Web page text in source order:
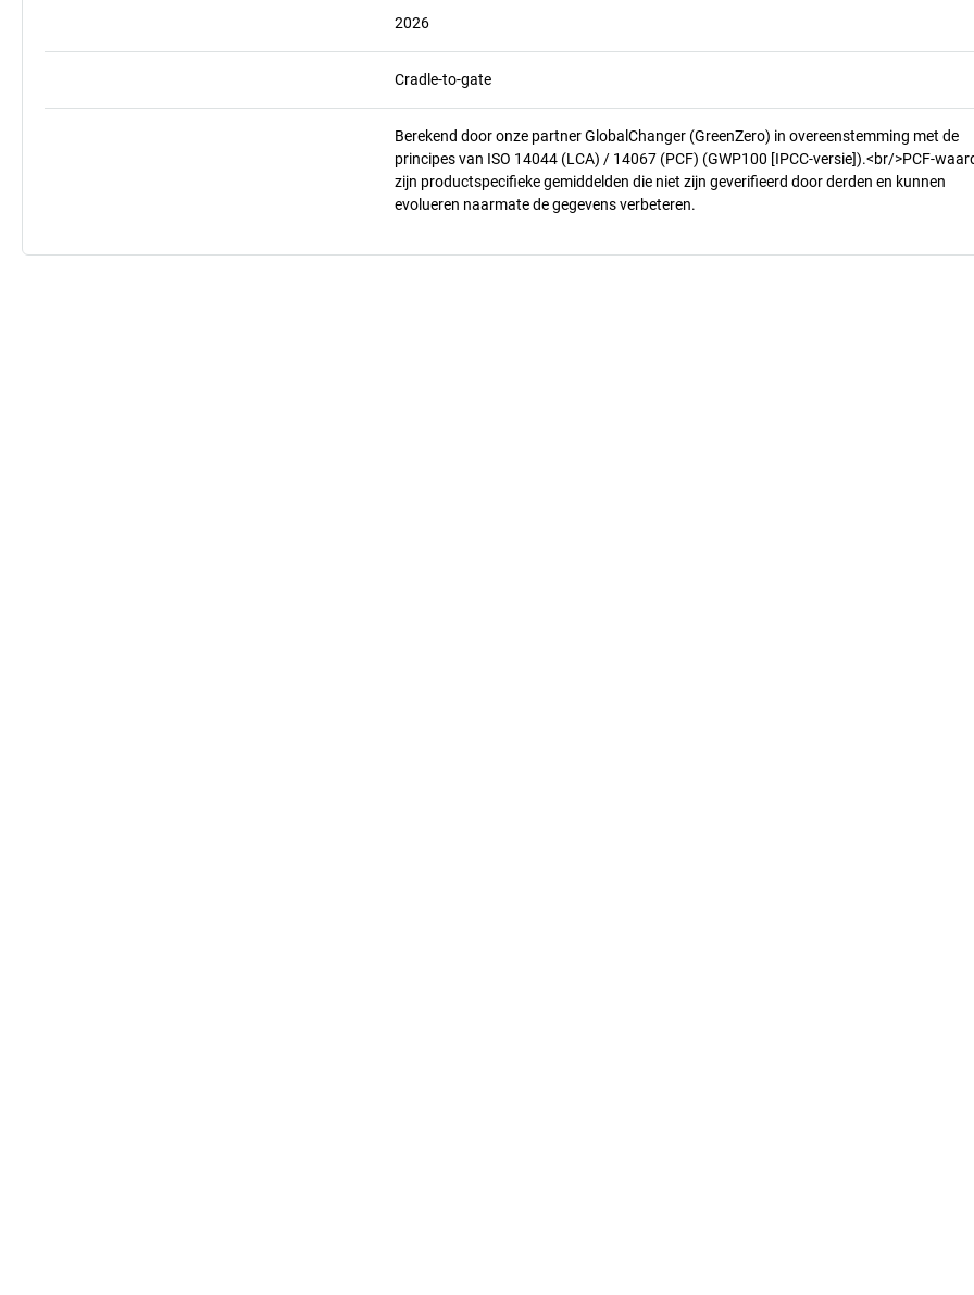
2026
Cradle-to-gate
Berekend door onze partner GlobalChanger (GreenZero) in overeenstemming met de
principes van ISO 14044 (LCA) / 14067 (PCF) (GWP100 [IPCC-versie]).<br/>PCF-
zijn productspecifieke gemiddelden die niet zijn geverifieerd door derden en kunnen
evolueren naarmate de gegevens verbeteren.